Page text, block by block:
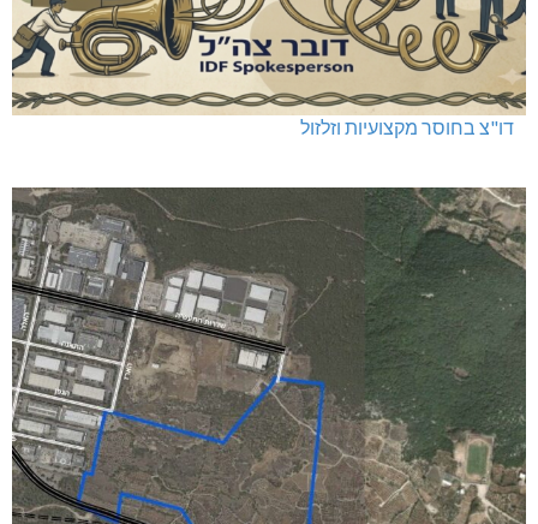
דו"צ בחוסר מקצועיות וזלזול